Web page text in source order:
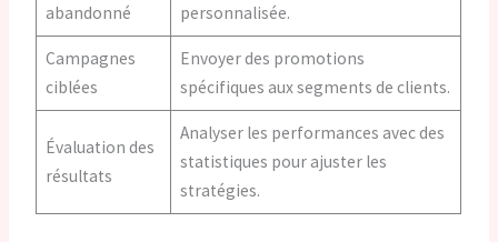
abandonné
personnalisée.
Campagnes
ciblées
Envoyer des promotions
spécifiques aux segments de clients.
Évaluation des
résultats
Analyser les performances avec des
statistiques pour ajuster les
stratégies.